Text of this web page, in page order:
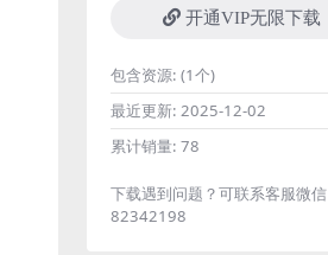
开通VIP无限下载
包含资源: (1个)
最近更新: 2025-12-02
累计销量: 78
下载遇到问题？可联系客服微信
82342198